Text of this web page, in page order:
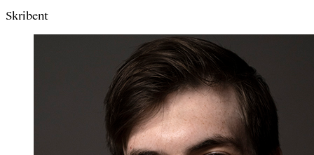
Skribent